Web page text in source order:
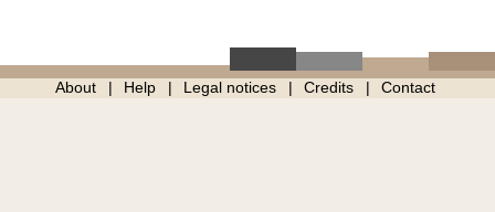
About Help Legal notices Credits Contact